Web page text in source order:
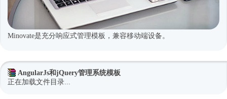
Minovate是充分响应式管理模板，兼容移动端设备。
AngularJs和jQuery管理系统模板
正在加载文件目录...